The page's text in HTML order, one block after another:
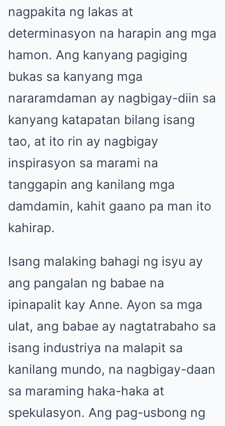
nagpakita ng lakas at
determinasyon na harapin ang mga
hamon. Ang kanyang pagiging
bukas sa kanyang mga
nararamdaman ay nagbigay-diin sa
kanyang katapatan bilang isang
tao, at ito rin ay nagbigay
inspirasyon sa marami na
tanggapin ang kanilang mga
damdamin, kahit gaano pa man ito
kahirap.
Isang malaking bahagi ng isyu ay
ang pangalan ng babae na
ipinapalit kay Anne. Ayon sa mga
ulat, ang babae ay nagtatrabaho sa
isang industriya na malapit sa
kanilang mundo, na nagbigay-daan
sa maraming haka-haka at
spekulasyon. Ang pag-usbong ng